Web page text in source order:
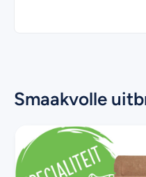
Smaakvolle